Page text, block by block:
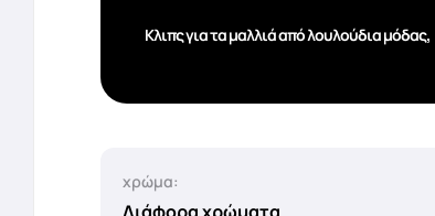
Κλιπς για τα μαλλιά από λουλούδια μόδας,
χρώμα: